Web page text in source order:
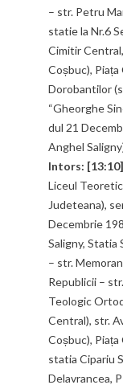
– str. Petru
statie la Nr.6
Cimitir
Coșbuc), Piața
Dorobantilor
“Gheorghe
dul 21
Anghel
Intors: [13:10]
Liceul
Judeteana),
Decembrie
Saligny, Statia
– str.
Republicii –
Teologic
Central), str.
Coșbuc),
statia Cipariu
Delavrancea,